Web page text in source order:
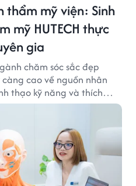
thẩm mỹ viện: Sinh
mỹ HUTECH thực
gia
chăm sóc sắc đẹp
cao về nguồn nhân
thạo kỹ năng và thích